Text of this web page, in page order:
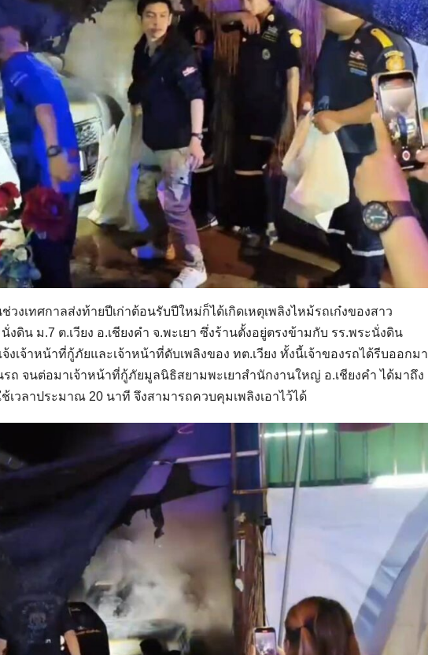
งเทศกาลส่งท้ายปีเก่าต้อนรับปีใหม่ก็ได้เกิดเหตุเพลิงไหม้รถเก๋งของสาว
น ม.7 ต.เวียง อ.เชียงคำ จ.พะเยา ซึ่งร้านตั้งอยู่ตรงข้ามกับ รร.พระนั่งดิน
เจ้าหน้าที่กู้ภัยและเจ้าหน้าที่ดับเพลิงของ ทต.เวียง ทั้งนี้เจ้าของรถได้รีบออกมา
ถ จนต่อมาเจ้าหน้าที่กู้ภัยมูลนิธิสยามพะเยาสำนักงานใหญ่ อ.เชียงคำ ได้มาถึง
วลาประมาณ 20 นาที จึงสามารถควบคุมเพลิงเอาไว้ได้